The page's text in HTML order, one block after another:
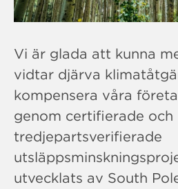
Vi är glada att kunna
vidtar djärva
kompensera våra
genom certifierade och
tredjepartsverifierade
utvecklats av South